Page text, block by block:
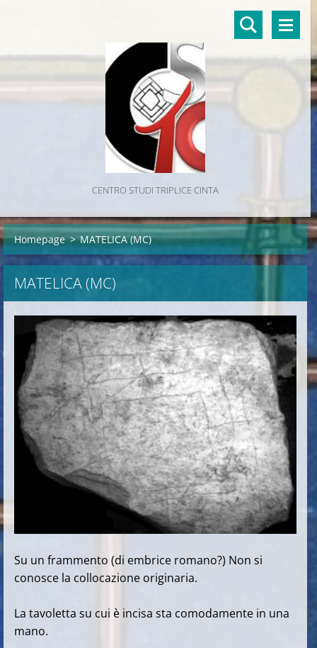
CENTRO STUDI TRIPLICE CINTA
Homepage > MATELICA (MC)
MATELICA (MC)
Su un frammento (di embrice romano?) Non si
conosce la collocazione originaria.
La tavoletta su cui è incisa sta comodamente in una
mano.